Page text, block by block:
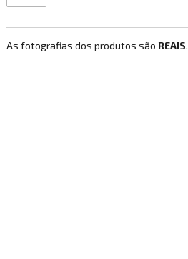
As fotografias dos produtos são REAIS.